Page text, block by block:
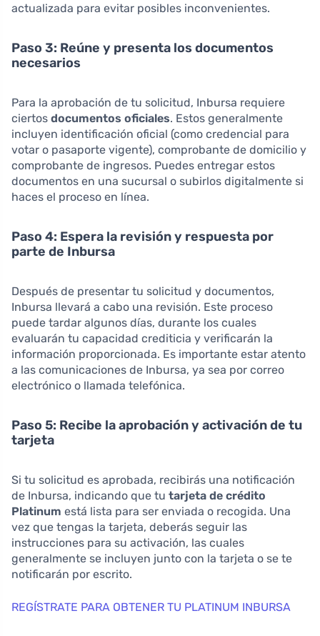
actualizada para evitar posibles inconvenientes.
Paso 3: Reúne y presenta los documentos
necesarios
Para la aprobación de tu solicitud, Inbursa requiere
ciertos documentos oficiales. Estos generalmente
incluyen identificación oficial (como credencial para
votar o pasaporte vigente), comprobante de domicilio y
comprobante de ingresos. Puedes entregar estos
documentos en una sucursal o subirlos digitalmente si
haces el proceso en línea.
Paso 4: Espera la revisión y respuesta por
parte de Inbursa
Después de presentar tu solicitud y documentos,
Inbursa llevará a cabo una revisión. Este proceso
puede tardar algunos días, durante los cuales
evaluarán tu capacidad crediticia y verificarán la
información proporcionada. Es importante estar atento
a las comunicaciones de Inbursa, ya sea por correo
electrónico o llamada telefónica.
Paso 5: Recibe la aprobación y activación de tu
tarjeta
Si tu solicitud es aprobada, recibirás una notificación
de Inbursa, indicando que tu tarjeta de crédito
Platinum está lista para ser enviada o recogida. Una
vez que tengas la tarjeta, deberás seguir las
instrucciones para su activación, las cuales
generalmente se incluyen junto con la tarjeta o se te
notificarán por escrito.
REGÍSTRATE PARA OBTENER TU PLATINUM INBURSA